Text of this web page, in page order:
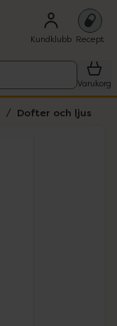
Kundklubb Recept
Varukorg
Dofter och ljus